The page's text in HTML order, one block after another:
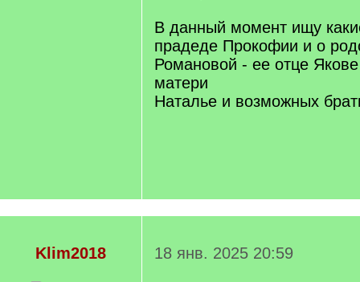
В данный момент ищу
прадеде Прокофии и о
Романовой - ее отце
матери
Наталье и возможных
Klim2018
18 янв. 2025 20:59